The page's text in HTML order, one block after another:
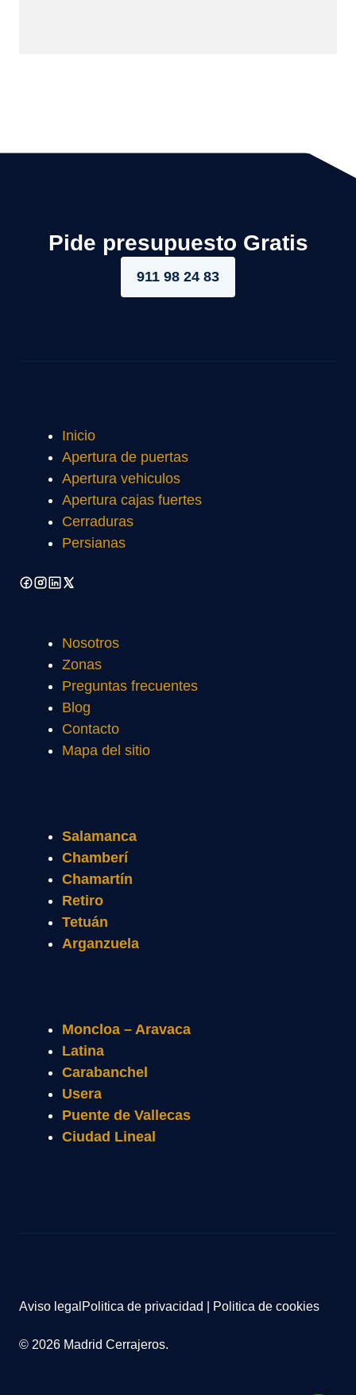
Pide presupuesto Gratis
911 98 24 83
Inicio
Apertura de puertas
Apertura vehiculos
Apertura cajas fuertes
Cerraduras
Persianas
Nosotros
Zonas
Preguntas frecuentes
Blog
Contacto
Mapa del sitio
Salamanca
Chamberí
Chamartín
Retiro
Tetuán
Arganzuela
Moncloa – Aravaca
Latina
Carabanchel
Usera
Puente de Vallecas
Ciudad Lineal
© 2026 Madrid Cerrajeros.
Aviso legal Politica de privacidad Politica de cookies